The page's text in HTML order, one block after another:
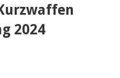
2024